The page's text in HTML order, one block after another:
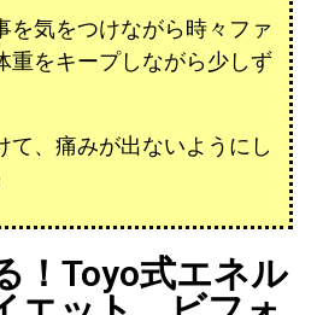
を気をつけながら時々ファ
重をキープしながら少しず
て、痛みが出ないようにし
！Toyo式エネル